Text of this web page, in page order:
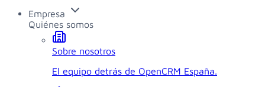
Empresa
Quiénes somos
Sobre nosotros
El equipo detrás de OpenCRM España.